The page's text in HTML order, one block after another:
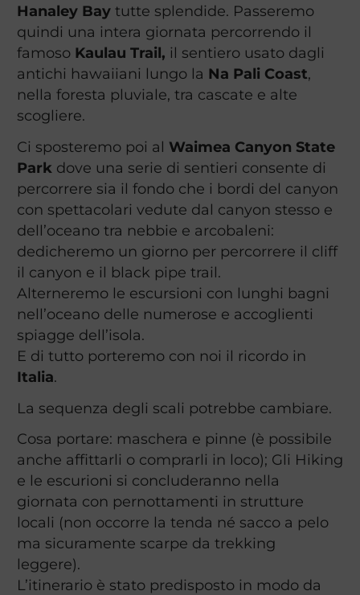
Hanaley Bay tutte splendide. Passeremo
quindi una intera giornata percorrendo il
famoso Kaulau Trail, il sentiero usato dagli
antichi hawaiiani lungo la Na Pali Coast,
nella foresta pluviale, tra cascate e alte
scogliere.
Ci sposteremo poi al Waimea Canyon State
Park dove una serie di sentieri consente di
percorrere sia il fondo che i bordi del canyon
con spettacolari vedute dal canyon stesso e
dell’oceano tra nebbie e arcobaleni:
dedicheremo un giorno per percorrere il cliff
il canyon e il black pipe trail.
Alterneremo le escursioni con lunghi bagni
nell’oceano delle numerose e accoglienti
spiagge dell’isola.
E di tutto porteremo con noi il ricordo in
Italia.
La sequenza degli scali potrebbe cambiare.
Cosa portare: maschera e pinne (è possibile
anche affittarli o comprarli in loco); Gli Hiking
e le escurioni si concluderanno nella
giornata con pernottamenti in strutture
locali (non occorre la tenda né sacco a pelo
ma sicuramente scarpe da trekking
leggere).
L’itinerario è stato predisposto in modo da